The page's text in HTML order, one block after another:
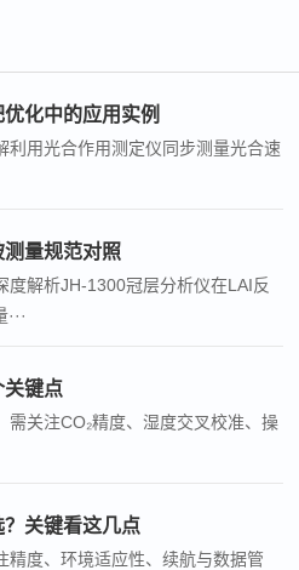
化中的应用实例
利用光合作用测定仪同步测量光合速
量规范对照
度解析JH-1300冠层分析仪在LAI反
关键点
关注CO₂精度、湿度交叉校准、操
关键看这几点
精度、环境适应性、续航与数据管